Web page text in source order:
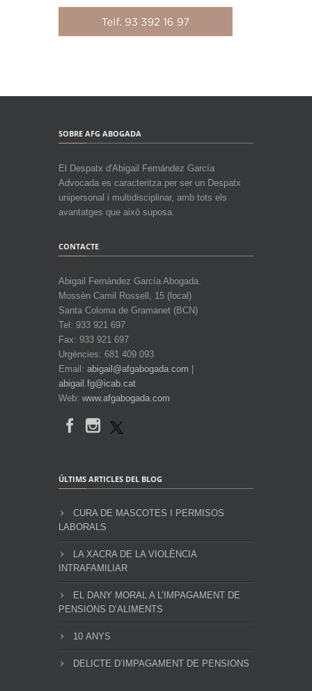
SOBRE AFG ABOGADA
El Despatx d'Abigail Fernández García
Advocada es caracteritza per ser un Despatx
unipersonal i multidisciplinar, amb tots els
avantatges que això suposa.
CONTACTE
Abigail Fernández García Abogada.
Mossèn Camil Rossell, 15 (local)
Santa Coloma de Gramanet (BCN)
Tel: 933 921 697
Fax: 933 921 697
Urgències: 681 409 093
Email: abigail@afgabogada.com
abigail.fg@icab.cat
Web: www.afgabogada.com
ÚLTIMS ARTICLES DEL BLOG
CURA DE MASCOTES I PERMISOS
LABORALS
LA XACRA DE LA VIOLÈNCIA
INTRAFAMILIAR
EL DANY MORAL A L’IMPAGAMENT DE
PENSIONS D’ALIMENTS
10 ANYS
DELICTE D’IMPAGAMENT DE PENSIONS